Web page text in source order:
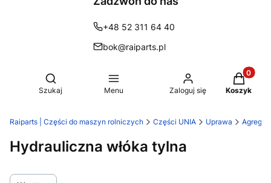
+48 52 311 64 40
bok@raiparts.pl
Otwórz wyszukiwarkę
Szukaj Menu Zaloguj się Koszyk
Raiparts | Części do maszyn rolniczych Części UNIA Uprawa
Hydrauliczna włóka tylna